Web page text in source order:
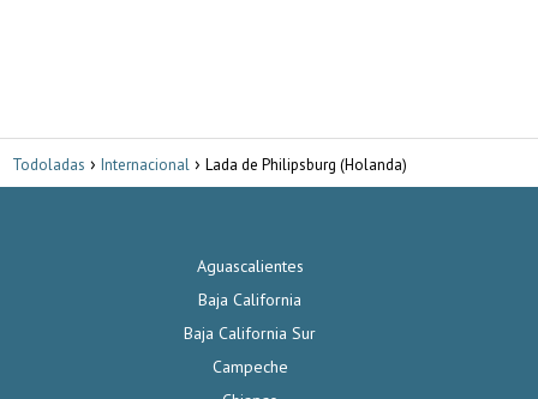
Todoladas Internacional Lada de Philipsburg (Holanda)
Aguascalientes
Baja California
Baja California Sur
Campeche